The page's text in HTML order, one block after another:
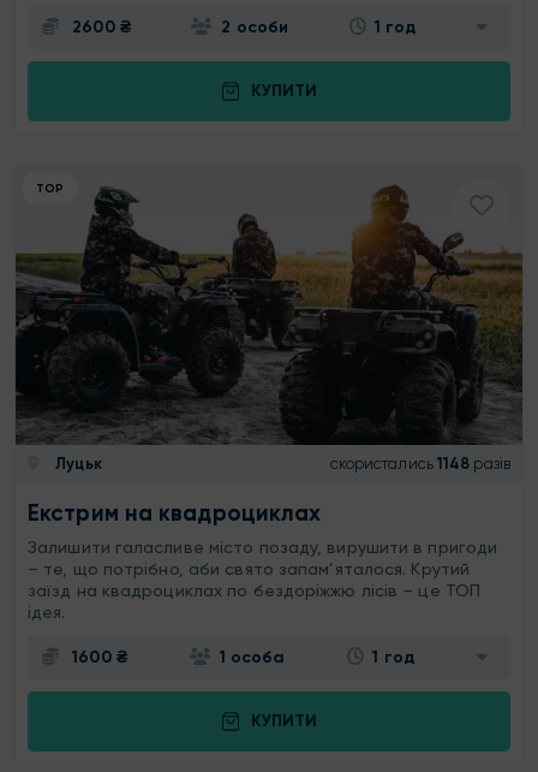
2600 ₴ 2 особи 1 год
КУПИТИ
ТОР
Луцьк скористались 1148 разів
Екстрим на квадроциклах
Залишити галасливе місто позаду, вирушити в пригоди
– те, що потрібно, аби свято запам’яталося. Крутий
заїзд на квадроциклах по бездоріжжю лісів – це ТОП
ідея.
1600 ₴ 1 особа 1 год
КУПИТИ